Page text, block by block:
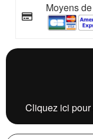
Moyens
Cliquez ici pour